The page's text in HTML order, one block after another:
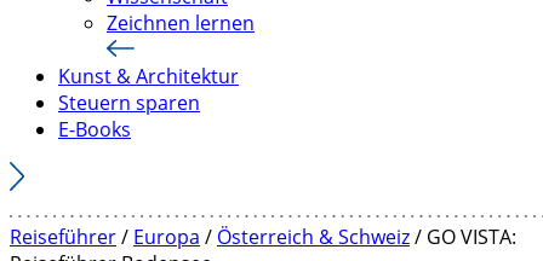
Zeichnen lernen
Kunst & Architektur
Steuern sparen
E-Books
Reiseführer/ Europa / Österreich & Schweiz/ GO VISTA: